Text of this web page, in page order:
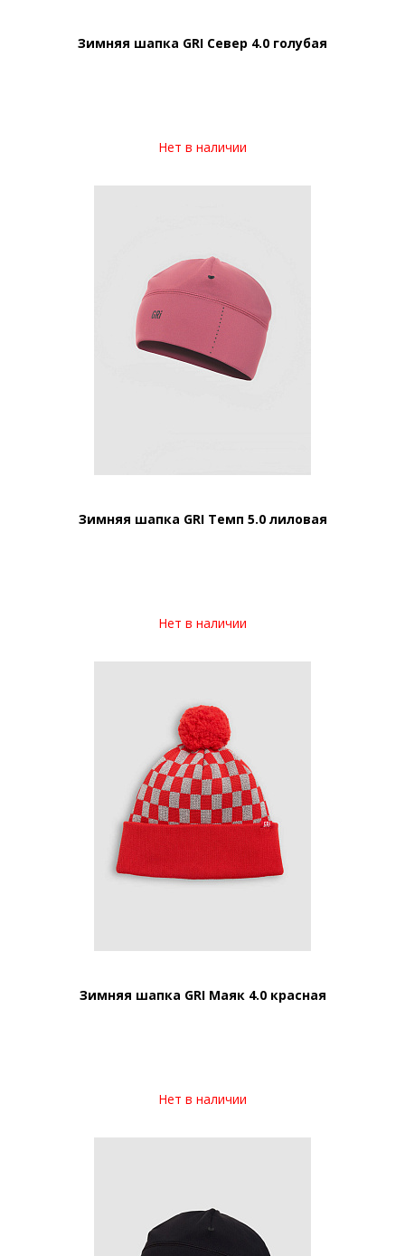
Зимняя шапка GRI Север 4.0 голубая
Нет в наличии
Зимняя шапка GRI Темп 5.0 лиловая
Нет в наличии
Зимняя шапка GRI Маяк 4.0 красная
Нет в наличии